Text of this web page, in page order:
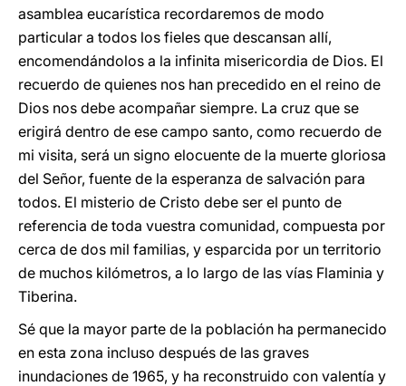
asamblea eucarística recordaremos de modo
particular a todos los fieles que descansan allí,
encomendándolos a la infinita misericordia de Dios. El
recuerdo de quienes nos han precedido en el reino de
Dios nos debe acompañar siempre. La cruz que se
erigirá dentro de ese campo santo, como recuerdo de
mi visita, será un signo elocuente de la muerte gloriosa
del Señor, fuente de la esperanza de salvación para
todos. El misterio de Cristo debe ser el punto de
referencia de toda vuestra comunidad, compuesta por
cerca de dos mil familias, y esparcida por un territorio
de muchos kilómetros, a lo largo de las vías Flaminia y
Tiberina.
Sé que la mayor parte de la población ha permanecido
en esta zona incluso después de las graves
inundaciones de 1965, y ha reconstruido con valentía y